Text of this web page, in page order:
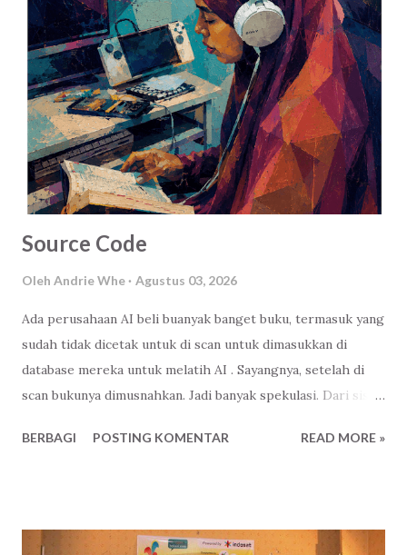
Source Code
Oleh Andrie Whe Agustus 03, 2026
Ada perusahaan AI beli buanyak banget buku, termasuk yang
sudah tidak dicetak untuk di scan untuk dimasukkan di
database mereka untuk melatih AI . Sayangnya, setelah di
scan bukunya dimusnahkan. Jadi banyak spekulasi. Dari sisi
mau gue apain-lah. Mau gue monopoli isinya ( source code )
Ya, itu juga resiko. Jayalah perabadan mesin berpikir
BERBAGI POSTING KOMENTAR READ MORE »